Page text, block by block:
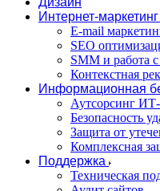
Интернет-маркетинг
E-mail
SEO
SMM и работа
Контекстная
Информационная
Аутсорсинг
Безопасность
Защита от
Комплексная
Поддержка
Техническая